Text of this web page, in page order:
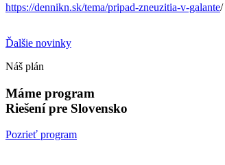
https://dennikn.sk/tema/pripad-zneuzitia-v-galante/
Ďalšie novinky
Náš plán
Máme program
Riešení pre Slovensko
Pozrieť program